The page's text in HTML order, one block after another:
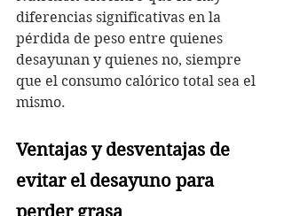
diferencias significativas en la
pérdida de peso entre quienes
desayunan y quienes no, siempre
que el consumo calórico total sea el
mismo.
Ventajas y desventajas de
evitar el desayuno para